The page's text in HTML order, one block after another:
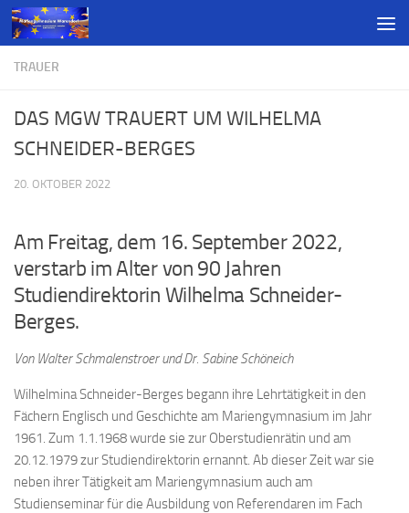
TRAUER
DAS MGW TRAUERT UM WILHELMA
SCHNEIDER-BERGES
20. OKTOBER 2022
Am Freitag, dem 16. September 2022,
verstarb im Alter von 90 Jahren
Studiendirektorin Wilhelma Schneider-
Berges.
Von Walter Schmalenstroer und Dr. Sabine Schöneich
Wilhelmina Schneider-Berges begann ihre Lehrtätigkeit in den
Fächern Englisch und Geschichte am Mariengymnasium im Jahr
1961. Zum 1.1.1968 wurde sie zur Oberstudienrätin und am
20.12.1979 zur Studiendirektorin ernannt. Ab dieser Zeit war sie
neben ihrer Tätigkeit am Mariengymnasium auch am
Studienseminar für die Ausbildung von Referendaren im Fach